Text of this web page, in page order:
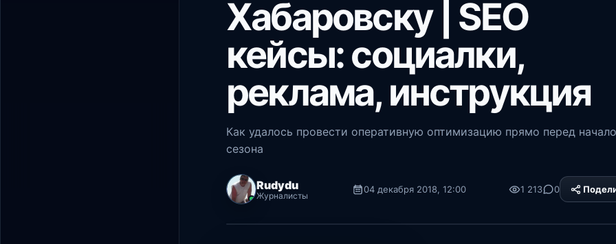
Хабаровску | SEO
кейсы: социалки,
реклама, инструкция
Как удалось провести оперативную оптимизацию прямо перед
сезона
Rudydu
Журналисты
04 декабря 2018, 12:00 1 213 0
PHP HyperPlatform